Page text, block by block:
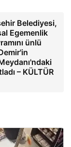
Belediyesi,
Egemenlik
ünlü
– KÜLTÜR